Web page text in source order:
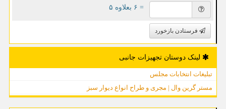
= ۶ بعلاوه ۵
فرستادن بازخورد
لینک دوستان تجهیزات جانبی
تبلیغات انتخابات مجلس
مستر گرین وال | مجری و طراح انواع دیوار سبز